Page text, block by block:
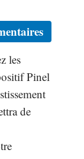
les
Pinel
de